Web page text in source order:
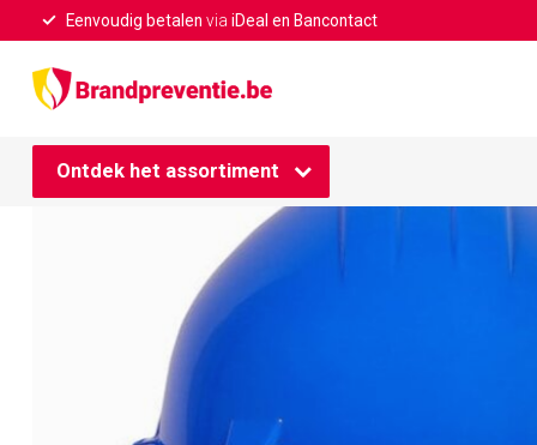
Eenvoudig betalen via iDeal en Bancontact
Ontdek het assortiment
Home / Blauwe bouwhelm met verstelbare draaiknop